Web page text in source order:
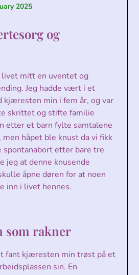
2025
og
mitt en uventet og
Jeg hadde vært i et
min i fem år, og var
skrittet og stifte familie
etter et barn fylte samtalene
men håpet ble knust da vi fikk
etter bare tre
jeg at denne knusende
åpne døren for at noen
inn i livet hennes.
som rakner
fant kjæresten min trøst på et
sin. En